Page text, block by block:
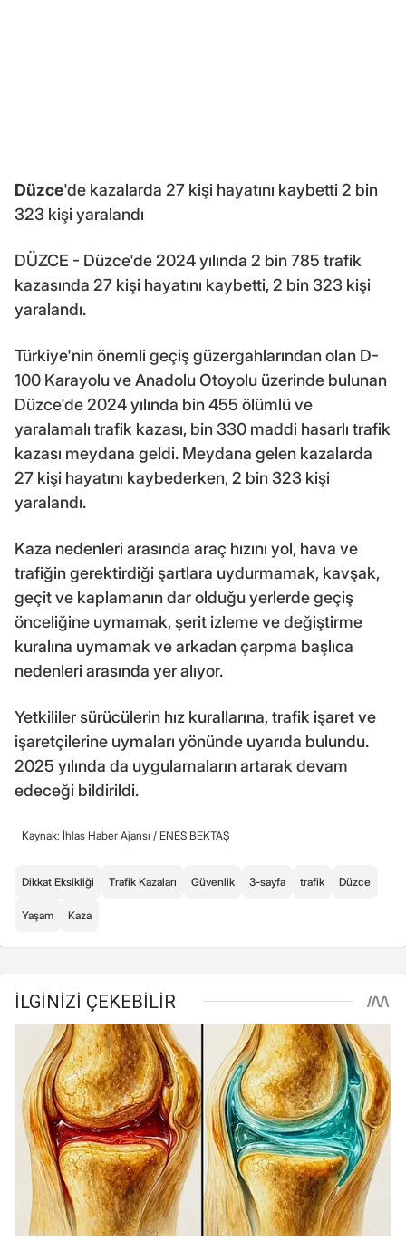
Düzce'de kazalarda 27 kişi hayatını kaybetti 2 bin
323 kişi yaralandı
DÜZCE - Düzce'de 2024 yılında 2 bin 785 trafik
kazasında 27 kişi hayatını kaybetti, 2 bin 323 kişi
yaralandı.
Türkiye'nin önemli geçiş güzergahlarından olan D-
100 Karayolu ve Anadolu Otoyolu üzerinde bulunan
Düzce'de 2024 yılında bin 455 ölümlü ve
yaralamalı trafik kazası, bin 330 maddi hasarlı trafik
kazası meydana geldi. Meydana gelen kazalarda
27 kişi hayatını kaybederken, 2 bin 323 kişi
yaralandı.
Kaza nedenleri arasında araç hızını yol, hava ve
trafiğin gerektirdiği şartlara uydurmamak, kavşak,
geçit ve kaplamanın dar olduğu yerlerde geçiş
önceliğine uymamak, şerit izleme ve değiştirme
kuralına uymamak ve arkadan çarpma başlıca
nedenleri arasında yer alıyor.
Yetkililer sürücülerin hız kurallarına, trafik işaret ve
işaretçilerine uymaları yönünde uyarıda bulundu.
2025 yılında da uygulamaların artarak devam
edeceği bildirildi.
Kaynak: İhlas Haber Ajansı / ENES BEKTAŞ
Dikkat Eksikliği Trafik Kazaları Güvenlik 3-sayfa trafik Düzce
Yaşam Kaza